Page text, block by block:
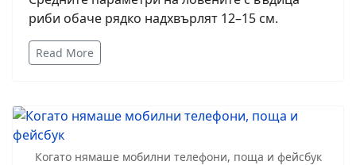
риби обаче рядко надхвърлят 12–15 см.
Read More
Когато нямаше мобилни телефони, поща и фейсбук